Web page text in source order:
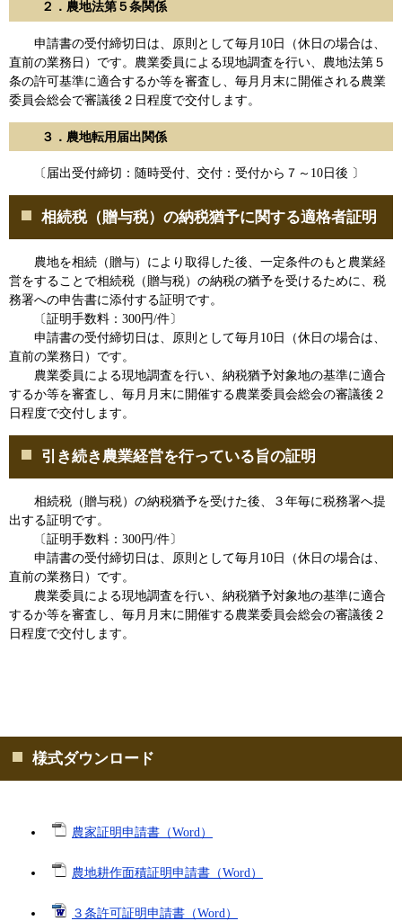
２．農地法第５条関係
申請書の受付締切日は、原則として毎月10日（休日の場合は、
直前の業務日）です。農業委員による現地調査を行い、農地法第５
条の許可基準に適合するか等を審査し、毎月月末に開催される農業
委員会総会で審議後２日程度で交付します。
３．農地転用届出関係
〔届出受付締切：随時受付、交付：受付から７～10日後 〕
相続税（贈与税）の納税猶予に関する適格者証明
農地を相続（贈与）により取得した後、一定条件のもと農業経
営をすることで相続税（贈与税）の納税の猶予を受けるために、税
務署への申告書に添付する証明です。
〔証明手数料：300円/件〕
申請書の受付締切日は、原則として毎月10日（休日の場合は、
直前の業務日）です。
農業委員による現地調査を行い、納税猶予対象地の基準に適合
するか等を審査し、毎月月末に開催する農業委員会総会の審議後２
日程度で交付します。
引き続き農業経営を行っている旨の証明
相続税（贈与税）の納税猶予を受けた後、３年毎に税務署へ提
出する証明です。
〔証明手数料：300円/件〕
申請書の受付締切日は、原則として毎月10日（休日の場合は、
直前の業務日）です。
農業委員による現地調査を行い、納税猶予対象地の基準に適合
するか等を審査し、毎月月末に開催する農業委員会総会の審議後２
日程度で交付します。
様式ダウンロード
農家証明申請書（Word）
農地耕作面積証明申請書（Word）
３条許可証明申請書（Word）